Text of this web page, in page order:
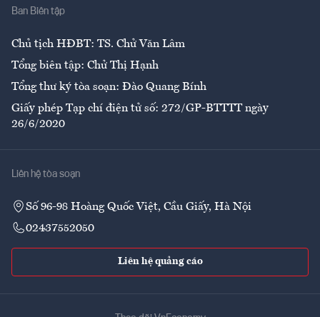
Ban Biên tập
Chủ tịch HĐBT: TS. Chử Văn Lâm
Tổng biên tập: Chử Thị Hạnh
Tổng thư ký tòa soạn: Đào Quang Bính
Giấy phép Tạp chí điện tử số: 272/GP-BTTTT ngày
26/6/2020
Liên hệ tòa soạn
Số 96-98 Hoàng Quốc Việt, Cầu Giấy, Hà Nội
02437552050
Liên hệ quảng cáo